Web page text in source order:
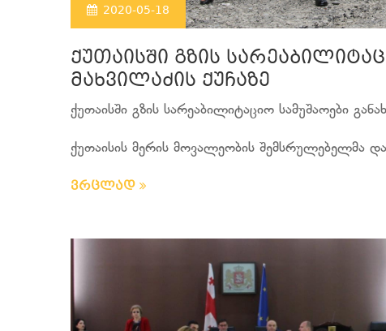
2020-05-18
ქუთაისში გზის
მახვილაძის ქუჩაზე
ქუთაისში გზის სარეაბილიტაციო სამუშაოები
ქუთაისის მერის მოვალეობის შემსრულებელმა
ვრცლად